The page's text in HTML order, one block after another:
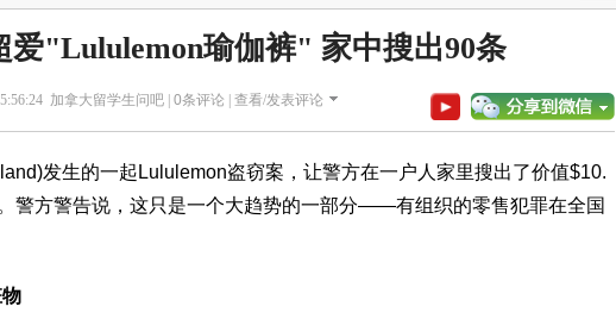
爱"Lululemon瑜伽裤" 家中搜出90条
加拿大留学生问吧 | 0条评论 | 查看/发表评论
发生的一起Lululemon盗窃案，让警方在一户人家里搜出了价值$10.
警方警告说，这只是一个大趋势的一部分——有组织的零售犯罪在全国